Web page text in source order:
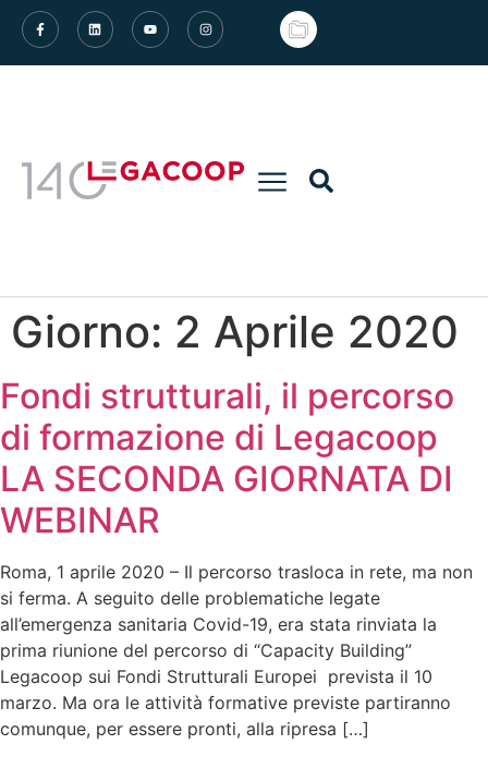
Giorno: 2 Aprile 2020
Fondi strutturali, il percorso
di formazione di Legacoop
LA SECONDA GIORNATA DI
WEBINAR
Roma, 1 aprile 2020 – Il percorso trasloca in rete, ma non
si ferma. A seguito delle problematiche legate
all’emergenza sanitaria Covid-19, era stata rinviata la
prima riunione del percorso di “Capacity Building”
Legacoop sui Fondi Strutturali Europei prevista il 10
marzo. Ma ora le attività formative previste partiranno
comunque, per essere pronti, alla ripresa […]